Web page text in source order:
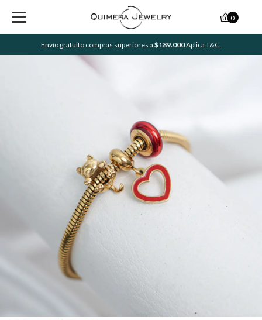
Envío gratuito compras superiores a $189.000Aplica T&C.
0